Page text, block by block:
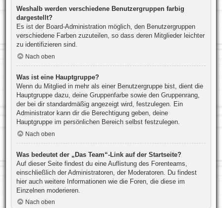
Weshalb werden verschiedene Benutzergruppen farbig
dargestellt?
Es ist der Board-Administration möglich, den Benutzergruppen
verschiedene Farben zuzuteilen, so dass deren Mitglieder leichter
zu identifizieren sind.
Nach oben
Was ist eine Hauptgruppe?
Wenn du Mitglied in mehr als einer Benutzergruppe bist, dient die
Hauptgruppe dazu, deine Gruppenfarbe sowie den Gruppenrang,
der bei dir standardmäßig angezeigt wird, festzulegen. Ein
Administrator kann dir die Berechtigung geben, deine
Hauptgruppe im persönlichen Bereich selbst festzulegen.
Nach oben
Was bedeutet der „Das Team“-Link auf der Startseite?
Auf dieser Seite findest du eine Auflistung des Forenteams,
einschließlich der Administratoren, der Moderatoren. Du findest
hier auch weitere Informationen wie die Foren, die diese im
Einzelnen moderieren.
Nach oben